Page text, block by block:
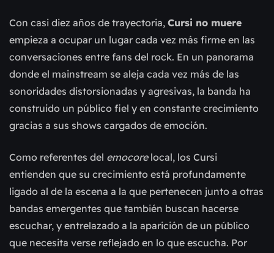
Con casi diez años de trayectoria, Cursi no muere
empieza a ocupar un lugar cada vez más firme en las
conversaciones entre fans del rock. En un panorama
donde el mainstream se aleja cada vez más de las
sonoridades distorsionadas y agresivas, la banda ha
construido un público fiel y en constante crecimiento
gracias a sus shows cargados de emoción.
Como referentes del emocorelocal, los Cursi
entienden que su crecimiento está profundamente
ligado al de la escena a la que pertenecen junto a otras
bandas emergentes que también buscan hacerse
escuchar, y entrelazado a la aparición de un público
que necesita verse reflejado en lo que escucha. Por